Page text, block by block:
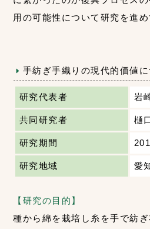
用の可能性について研究を進め
手紡ぎ手織りの現代的価値
研究代表者 岩
共同研究者 樋
研究期間
研究地域 愛
【研究の目的】
種から綿を栽培し糸を手で紡